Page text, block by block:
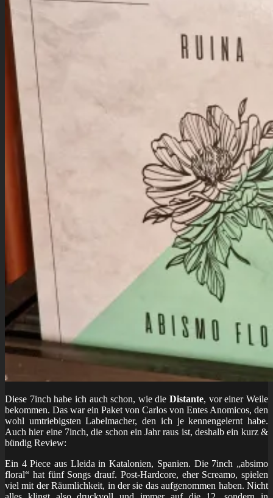
Diese 7inch habe ich auch schon, wie dieDistante, vor einer Weile
bekommen. Das war ein Paket von Carlos von Entes Anomicos, den
wohl umtriebigsten Labelmacher, den ich je kennengelernt habe.
Auch hier eine 7inch, die schon ein Jahr raus ist, deshalb ein kurz &
bündig Review:
Ein 4 Piece aus Lleida in Katalonien, Spanien. Die 7inch „absimo
floral“ hat fünf Songs drauf. Post-Hardcore, eher Screamo, spielen
viel mit der Räumlichkeit, in der sie das aufgenommen haben. Nicht